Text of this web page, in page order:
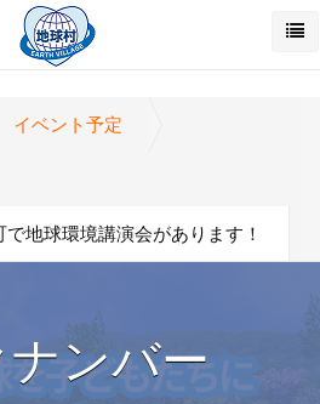
イベント予定
地球環境講演会があります！
ンバー